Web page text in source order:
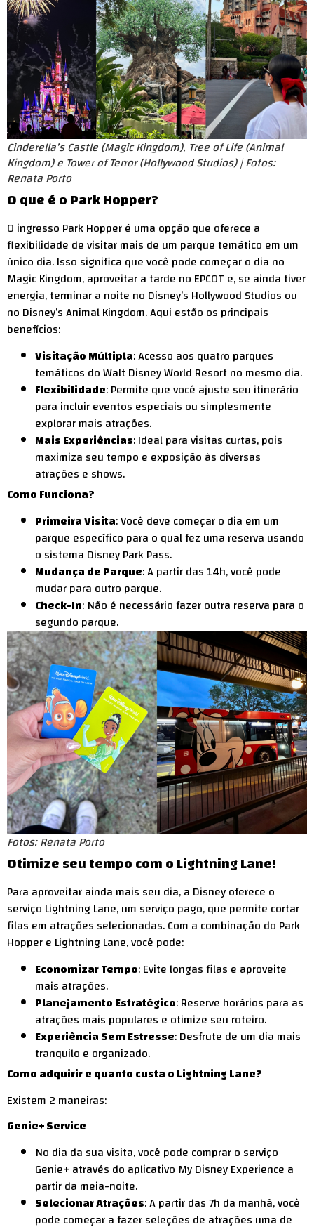
Cinderella’s Castle (Magic Kingdom), Tree of Life (Animal
Kingdom) e Tower of Terror (Hollywood Studios) | Fotos:
Renata Porto
O que é o Park Hopper?
O ingresso Park Hopper é uma opção que oferece a
flexibilidade de visitar mais de um parque temático em um
único dia. Isso significa que você pode começar o dia no
Magic Kingdom, aproveitar a tarde no EPCOT e, se ainda tiver
energia, terminar a noite no Disney’s Hollywood Studios ou
no Disney’s Animal Kingdom. Aqui estão os principais
benefícios:
Visitação Múltipla: Acesso aos quatro parques
temáticos do Walt Disney World Resort no mesmo dia.
Flexibilidade: Permite que você ajuste seu itinerário
para incluir eventos especiais ou simplesmente
explorar mais atrações.
Mais Experiências: Ideal para visitas curtas, pois
maximiza seu tempo e exposição às diversas
atrações e shows.
Como Funciona?
Primeira Visita: Você deve começar o dia em um
parque específico para o qual fez uma reserva usando
o sistema Disney Park Pass.
Mudança de Parque: A partir das 14h, você pode
mudar para outro parque.
Check-In: Não é necessário fazer outra reserva para o
segundo parque.
Fotos: Renata Porto
Otimize seu tempo com o Lightning Lane!
Para aproveitar ainda mais seu dia, a Disney oferece o
serviço Lightning Lane, um serviço pago, que permite cortar
filas em atrações selecionadas. Com a combinação do Park
Hopper e Lightning Lane, você pode:
Economizar Tempo: Evite longas filas e aproveite
mais atrações.
Planejamento Estratégico: Reserve horários para as
atrações mais populares e otimize seu roteiro.
Experiência Sem Estresse: Desfrute de um dia mais
tranquilo e organizado.
Como adquirir e quanto custa o Lightning Lane?
Existem 2 maneiras:
Genie+ Service
No dia da sua visita, você pode comprar o serviço
Genie+ através do aplicativo My Disney Experience a
partir da meia-noite.
Selecionar Atrações: A partir das 7h da manhã, você
pode começar a fazer seleções de atrações uma de